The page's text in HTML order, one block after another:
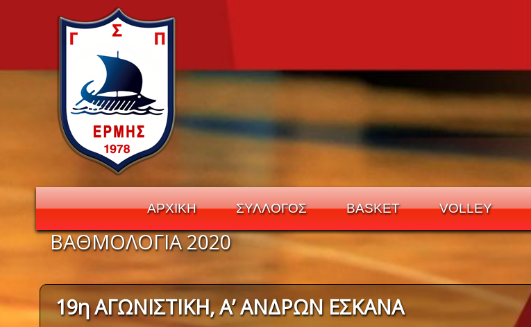
ΑΡΧΙΚΗ ΣΥΛΛΟΓΟΣ BASKET VOLLEY
Navigation
ΒΑΘΜΟΛΟΓΙΑ 2020
19η ΑΓΩΝΙΣΤΙΚΗ, Α’ ΑΝΔΡΩΝ ΕΣΚΑΝΑ